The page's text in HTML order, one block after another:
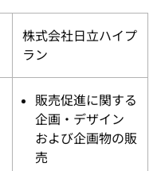
株式会社日立ハイプ
ラン
販売促進に関する
企画・デザイン
および企画物の販
売